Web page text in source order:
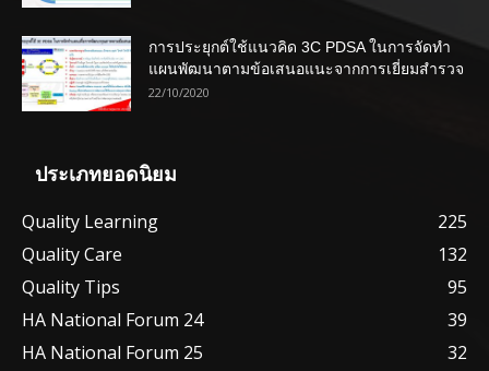
การประยุกต์ใช้แนวคิด 3C PDSA ในการจัดทำ
แผนพัฒนาตามข้อเสนอแนะจากการเยี่ยมสำรวจ
22/10/2020
ประเภทยอดนิยม
Quality Learning
225
Quality Care
132
Quality Tips
95
HA National Forum 24
39
HA National Forum 25
32